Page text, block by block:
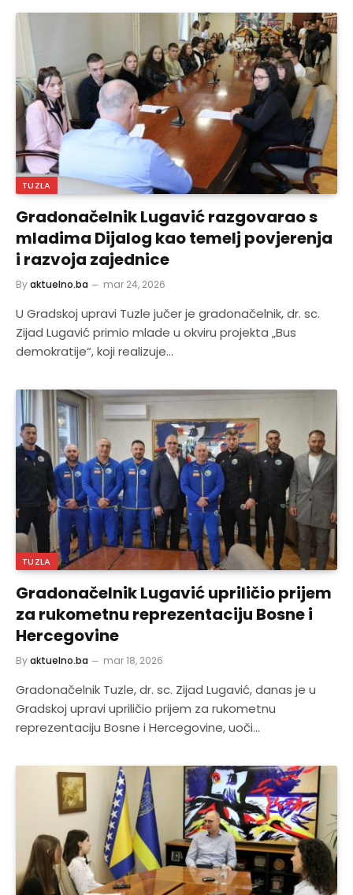
TUZLA
Gradonačelnik Lugavić razgovarao s
mladima Dijalog kao temelj povjerenja
i razvoja zajednice
Byaktuelno.ba mar 24, 2026
U Gradskoj upravi Tuzle jučer je gradonačelnik, dr. sc.
Zijad Lugavić primio mlade u okviru projekta „Bus
demokratije“, koji realizuje…
TUZLA
Gradonačelnik Lugavić upriličio prijem
za rukometnu reprezentaciju Bosne i
Hercegovine
Byaktuelno.ba mar 18, 2026
Gradonačelnik Tuzle, dr. sc. Zijad Lugavić, danas je u
Gradskoj upravi upriličio prijem za rukometnu
reprezentaciju Bosne i Hercegovine, uoči…